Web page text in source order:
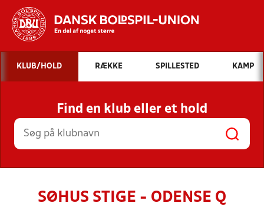
Hvad vil du søge efter?
INDHOLD OG NYHEDER
STILLINGER, RESULTATER, KLUBBER OG
HOLD
KLUB/HOLD RÆKKE SPILLESTED KAMP
Find en klub eller et hold
SØHUS STIGE - ODENSE Q